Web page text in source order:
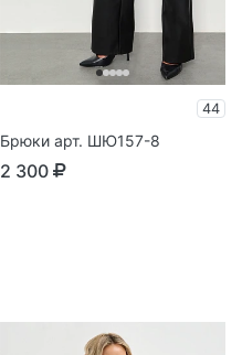
44
Брюки арт. ШЮ157-8
2 300